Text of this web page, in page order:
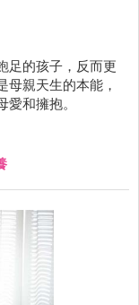
足的孩子，反而更
母親天生的本能，
和擁抱。